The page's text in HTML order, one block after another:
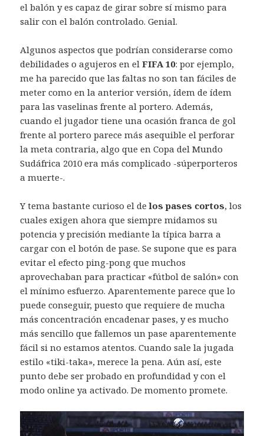
el balón y es capaz de girar sobre sí mismo para
salir con el balón controlado. Genial.
Algunos aspectos que podrían considerarse como
debilidades o agujeros en elFIFA 10: por ejemplo,
me ha parecido que las faltas no son tan fáciles de
meter como en la anterior versión, ídem de ídem
para las vaselinas frente al portero. Además,
cuando el jugador tiene una ocasión franca de gol
frente al portero parece más asequible el perforar
la meta contraria, algo que en Copa del Mundo
Sudáfrica 2010 era más complicado -súperporteros
a muerte-.
Y tema bastante curioso el delos pases cortos, los
cuales exigen ahora que siempre midamos su
potencia y precisión mediante la típica barra a
cargar con el botón de pase. Se supone que es para
evitar el efecto ping-pong que muchos
aprovechaban para practicar «fútbol de salón» con
el mínimo esfuerzo. Aparentemente parece que lo
puede conseguir, puesto que requiere de mucha
más concentración encadenar pases, y es mucho
más sencillo que fallemos un pase aparentemente
fácil si no estamos atentos. Cuando sale la jugada
estilo «tiki-taka», merece la pena. Aún así, este
punto debe ser probado en profundidad y con el
modo online ya activado. De momento promete.